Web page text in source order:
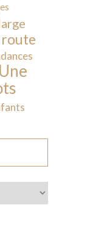
route
Une